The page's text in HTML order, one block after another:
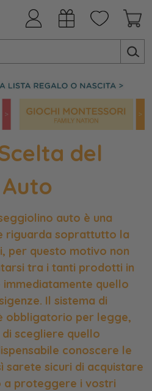
del
auto è una
riguarda soprattutto la
per questo motivo non
tra i tanti prodotti in
quello
Il sistema di
obbligatorio per legge,
scegliere quello
conoscere le
sarete sicuri di acquistare
proteggere i vostri